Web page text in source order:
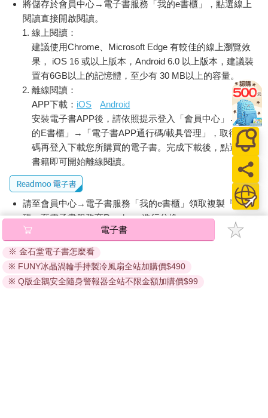
將儲存於會員中心→電子書服務「我的e書櫃」，點選線上
閱讀直接開啟閱讀。
線上閱讀：
建議使用Chrome、Microsoft Edge 有較佳的線上瀏覽效
果， iOS 16 或以上版本，Android 6.0 以上版本，建議裝
置有6GB以上的記憶體，至少有 30 MB以上的容量。
離線閱讀：
APP下載： iOS
Android
安裝電子書APP後，請依照提示登入「會員中心」→「我
的E書櫃」→「電子書APP通行碼/載具管理」，取得通行
碼再登入下載您所購買的電子書。完成下載後，點選任一
書籍即可開始離線閱讀。
請至會員中心→電子書服務「我的e書櫃」領取複製『兌換
碼』至電子書服務商Readmoo進行兌換。
退換貨須知：
因版權保護，您在金石堂所購買的電子書僅能以金石堂專屬
的閱讀軟體開啟閱讀，無法以其他閱讀器或直接下載檔案。
依據「消費者保護法」第19條及行政院消費者保護處公告之
電子書
※ 金石堂電子書怎麼看
※ FUNY冰晶渦輪手持製冷風扇全站加購價$490
※ Q版企鵝安全隨身警報器全站不限金額加購價$99